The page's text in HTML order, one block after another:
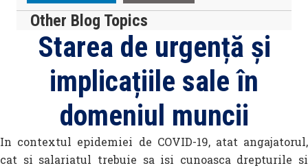
Other Blog Topics
Starea de urgență și
implicațiile sale în
domeniul muncii
In contextul epidemiei de COVID-19, atat angajatorul,
cat si salariatul trebuie sa isi cunoasca drepturile si